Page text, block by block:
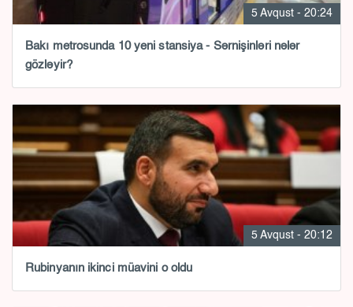
5 Avqust - 20:24
Bakı metrosunda 10 yeni stansiya - Sərnişinləri nələr
gözləyir?
5 Avqust - 20:12
Rubinyanın ikinci müavini o oldu